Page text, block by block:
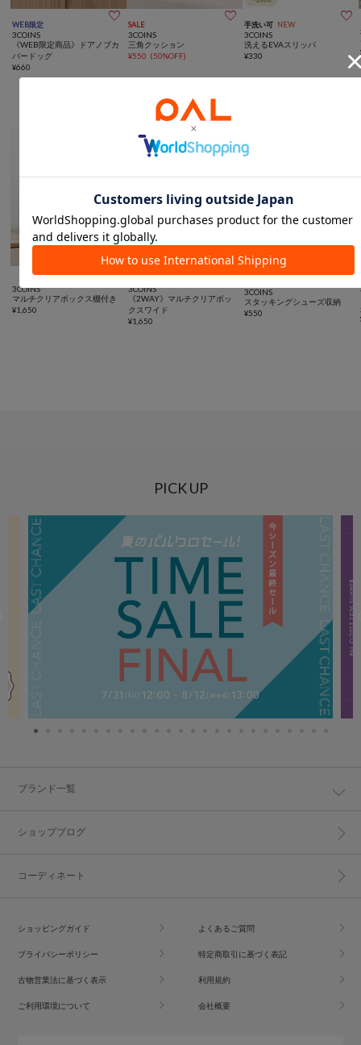
WEB限定 
3COINS
《WEB限定商品》ドアノブカ
バードッグ
¥660
SALE 
3COINS
三角クッション
¥550 (50%OFF)
手洗い可 NEW 
3COINS
洗えるEVAスリッパ
¥330
スペース有効活用に便利なアイテム

3COINS
マルチクリアボックス棚付き
¥1,650

3COINS
《2WAY》マルチクリアボッ
クスワイド
¥1,650

3COINS
スタッキングシューズ収納
¥550
PICK UP
ブランド一覧
ショップブログ
コーディネート
ショッピングガイド よくあるご質問
プライバシーポリシー 特定商取引に基づく表記
古物営業法に基づく表示 利用規約
ご利用環境について 会社概要